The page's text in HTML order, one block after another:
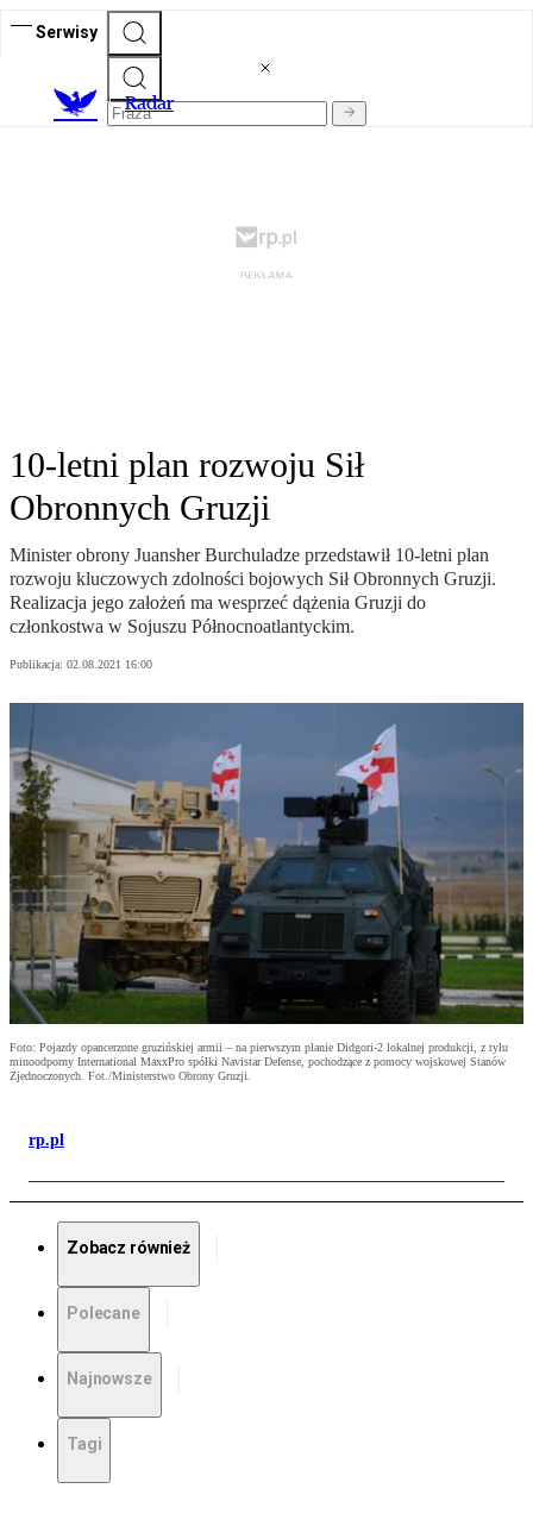
Serwisy
Radar
10-letni plan rozwoju Sił
Obronnych Gruzji
Minister obrony Juansher Burchuladze przedstawił 10-letni plan
rozwoju kluczowych zdolności bojowych Sił Obronnych Gruzji.
Realizacja jego założeń ma wesprzeć dążenia Gruzji do
członkostwa w Sojuszu Północnoatlantyckim.
Publikacja: 02.08.2021 16:00
Foto: Pojazdy opancerzone gruzińskiej armii – na pierwszym planie Didgori-2 lokalnej produkcji, z tyłu
minoodporny International MaxxPro spółki Navistar Defense, pochodzące z pomocy wojskowej Stanów
Zjednoczonych. Fot./Ministerstwo Obrony Gruzji.
rp.pl
Zobacz również
Polecane
Najnowsze
Tagi